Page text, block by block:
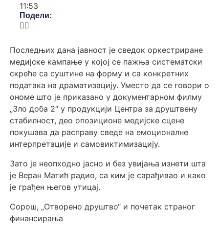
11:53
Подели:
Последњих дана јавност је сведок оркестриране
медијске кампање у којој се пажња систематски
скреће са суштине на форму и са конкретних
података на драматизацију. Уместо да се говори о
ономе што је приказано у документарном филму
„Зло доба 2“ у продукцији Центра за друштвену
стабилност, део опозиционе медијске сцене
покушава да расправу сведе на емоционалне
интерпретације и самовиктимизацију.
Зато је неопходно јасно и без увијања изнети шта
је Веран Матић радио, са ким је сарађивао и како
је грађен његов утицај.
Сорош, „Отворено друштво“ и почетак страног
финансирања